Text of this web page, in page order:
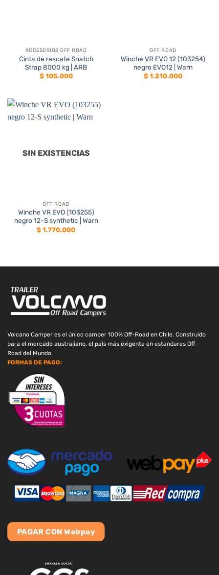
ACCESORIOS OFF ROAD
Cinta de rescate Snatch
Strap 8000 kg | ARB
$105.000
OFF ROAD
Winche VR EVO 12 (103254)
negro EVO12 | Warn
$1.210.000
SIN EXISTENCIAS
OFF ROAD
Winche VR EVO (103255)
negro 12-S synthetic | Warn
$1.770.000
Volcano Camper es el único camper 100% Off-Road en Chile. Construido
para el mercado australiano, el pais más exigente en estandares Off-
Road del Mundo.
FORMAS DE PAGO:
PAGAR CON Webpay